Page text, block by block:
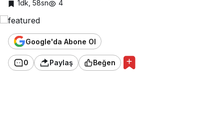
1dk, 58sn 4
Google'da Abone Ol
0 Paylaş Beğen